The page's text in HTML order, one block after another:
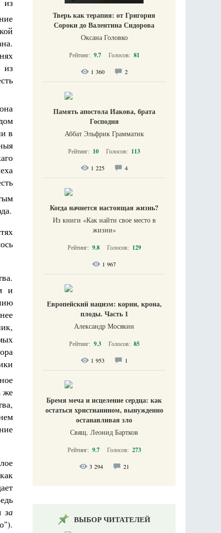
из
из
в
и
же
за
Тверь как терапия: от Григория
Сороки до Валентина Сидорова
Оксана Головко
Рейтинг: 9.7 Голосов: 81
1 360 2
Память апостола Иакова, брата
Господня
Аббат Эльфрик Грамматик
Рейтинг: 10 Голосов: 113
1 225 4
Когда начнется настоящая жизнь?
Из книги «Как найти свое место в
жизни​»
Рейтинг: 9.8 Голосов: 129
1 967
Европейский нацизм: корни, крона,
плоды. Часть 1
Александр Мосякин
Рейтинг: 9.3 Голосов: 85
1 953 1
Бремя меча и исцеление сердца: как
остаться христианином, вынужденно
останавливая зло
Свящ. Леонид Бартков
Рейтинг: 9.7 Голосов: 273
3 294 21
ВЫБОР ЧИТАТЕЛЕЙ